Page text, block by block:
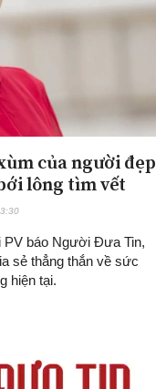
của người đẹp
lông tìm vết
PV báo Người Đưa Tin,
sẻ thẳng thắn về sức
hiện tại.